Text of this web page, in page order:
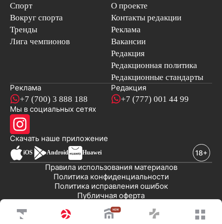
Спорт
Вокруг спорта
Тренды
Лига чемпионов
О проекте
Контакты редакции
Реклама
Вакансии
Редакция
Редакционная политика
Редакционные стандарты
Реклама
+7 (700) 3 888 188
Редакция
+7 (777) 001 44 99
Мы в социальных сетях
Скачать наше приложениеновостей
iOS Android Huawei
Публичная оферта
Политика исправления ошибок
Политика конфиденциальности
Правила использования материалов
© 2008-2026 ТОО «EML»